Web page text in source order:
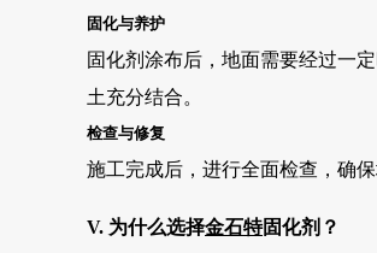
固化与养护
固化剂涂布后，地面需要经过一
土充分结合。
检查与修复
施工完成后，进行全面检查，确
V. 为什么选择金石特固化剂？